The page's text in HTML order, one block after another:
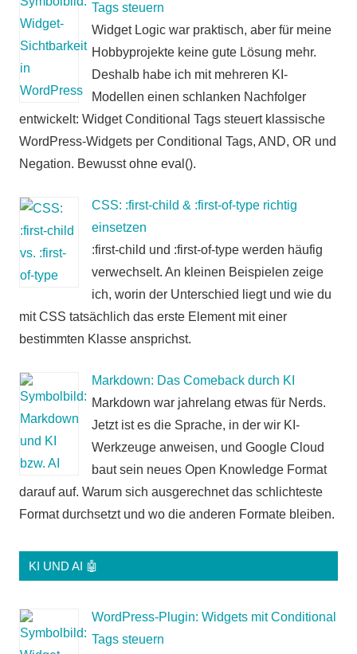
Tags steuern
Widget Logic war praktisch, aber für meine
Hobbyprojekte keine gute Lösung mehr.
Deshalb habe ich mit mehreren KI-
Modellen einen schlanken Nachfolger
entwickelt: Widget Conditional Tags steuert klassische
WordPress-Widgets per Conditional Tags, AND, OR und
Negation. Bewusst ohne eval().
CSS: :first-child & :first-of-type richtig
einsetzen
:first-child und :first-of-type werden häufig
verwechselt. An kleinen Beispielen zeige
ich, worin der Unterschied liegt und wie du
mit CSS tatsächlich das erste Element mit einer
bestimmten Klasse ansprichst.
Markdown: Das Comeback durch KI
Markdown war jahrelang etwas für Nerds.
Jetzt ist es die Sprache, in der wir KI-
Werkzeuge anweisen, und Google Cloud
baut sein neues Open Knowledge Format
darauf auf. Warum sich ausgerechnet das schlichteste
Format durchsetzt und wo die anderen Formate bleiben.
KI UND AI 🤖
WordPress-Plugin: Widgets mit Conditional
Tags steuern